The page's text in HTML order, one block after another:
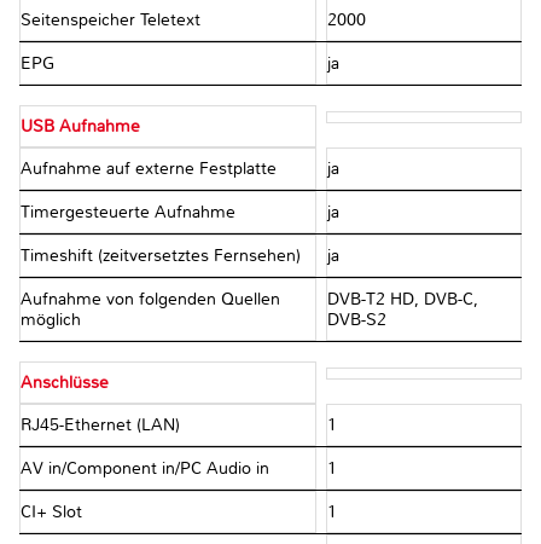
Seitenspeicher Teletext 2000
EPG ja
USB Aufnahme
Aufnahme auf externe Festplatte ja
Timergesteuerte Aufnahme ja
Timeshift (zeitversetztes Fernsehen) ja
Aufnahme von folgenden Quellen
möglich
DVB-T2 HD, DVB-C,
DVB-S2
Anschlüsse
RJ45-Ethernet (LAN) 1
AV in/Component in/PC Audio in 1
CI+ Slot 1